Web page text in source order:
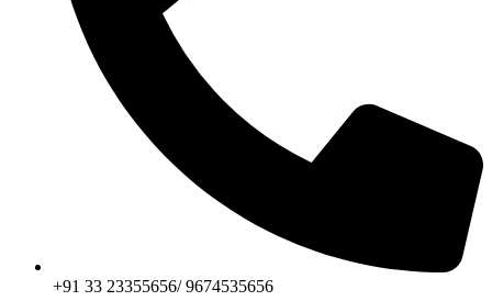
+91 33 23355656/ 9674535656